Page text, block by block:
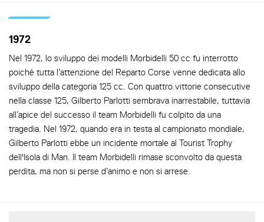
1972
Nel 1972, lo sviluppo dei modelli Morbidelli 50 cc fu interrotto
poiché tutta l’attenzione del Reparto Corse venne dedicata allo
sviluppo della categoria 125 cc. Con quattro vittorie consecutive
nella classe 125, Gilberto Parlotti sembrava inarrestabile, tuttavia
all’apice del successo il team Morbidelli fu colpito da una
tragedia. Nel 1972, quando era in testa al campionato mondiale,
Gilberto Parlotti ebbe un incidente mortale al Tourist Trophy
dell'Isola di Man. Il team Morbidelli rimase sconvolto da questa
perdita, ma non si perse d’animo e non si arrese.